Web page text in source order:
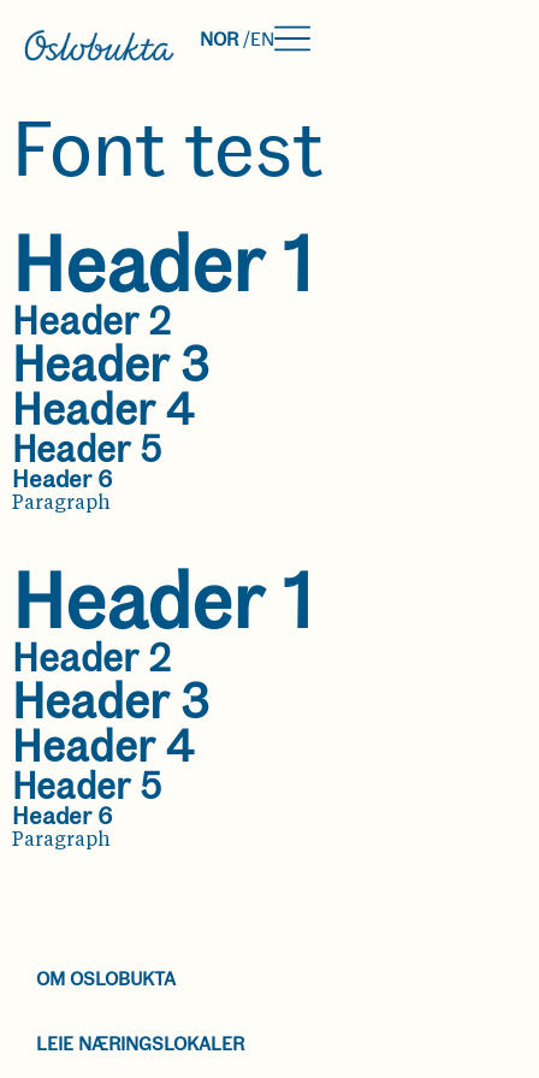
NOR/EN
Font test
Header 1
Header 2
Header 3
Header 4
Header 5
Header 6
Paragraph
Header 1
Header 2
Header 3
Header 4
Header 5
Header 6
Paragraph
OM OSLOBUKTA
LEIE NÆRINGSLOKALER